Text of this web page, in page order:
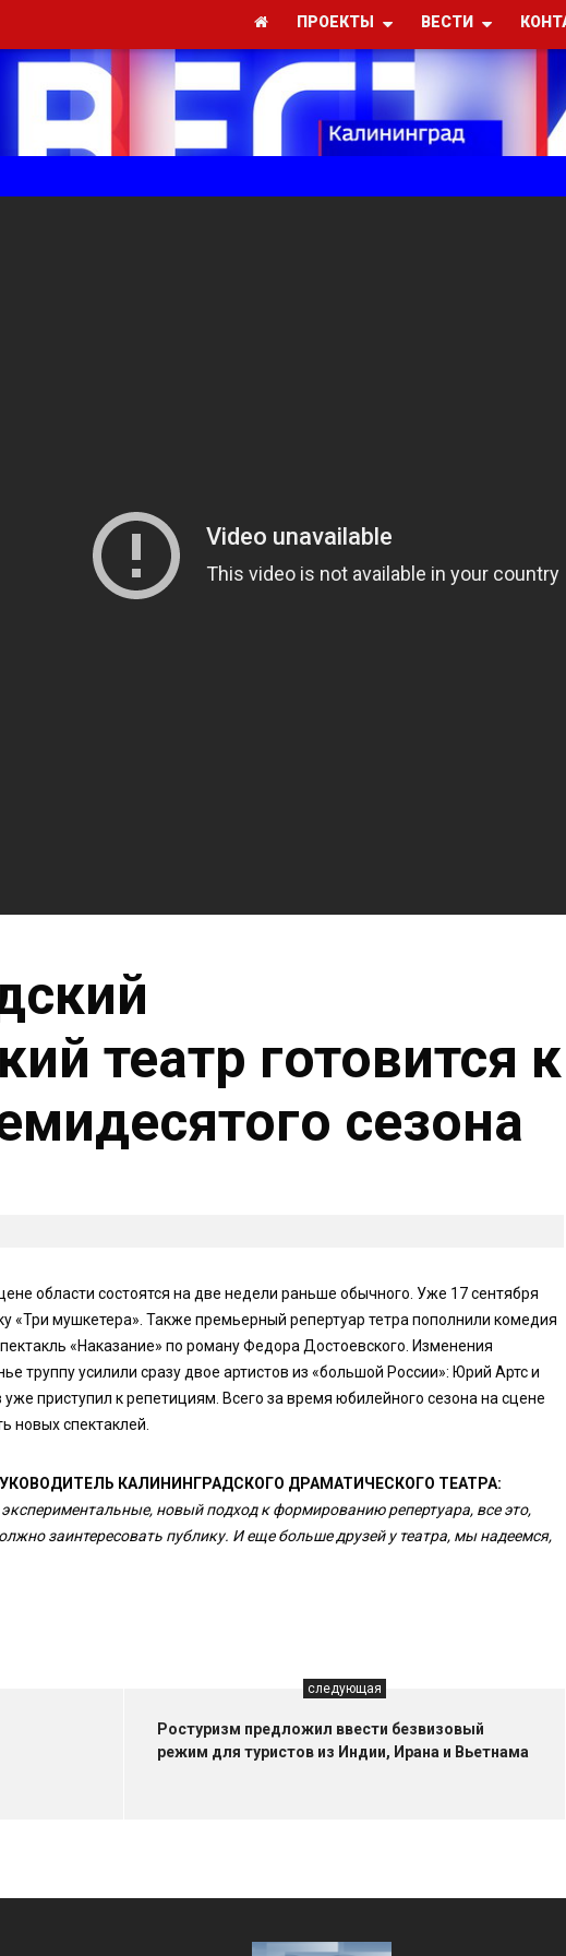
ПРОЕКТЫ ВЕСТИ
театр готовится к
сезона
области состоятся на две недели раньше обычного. Уже 17 сентября
«Три мушкетера». Также премьерный репертуар тетра пополнили комедия
«Наказание» по роману Федора Достоевского. Изменения
труппу усилили сразу двое артистов из «большой России»: Юрий Артс и
приступил к репетициям. Всего за время юбилейного сезона на сцене
новых спектаклей.
КАЛИНИНГРАДСКОГО ДРАМАТИЧЕСКОГО ТЕАТРА:
новый подход к формированию репертуара, все это,
заинтересовать публику. И еще больше друзей у театра, мы надеемся,
следующая
Ростуризм предложил ввести безвизовый
режим для туристов из Индии, Ирана и Вьетнама